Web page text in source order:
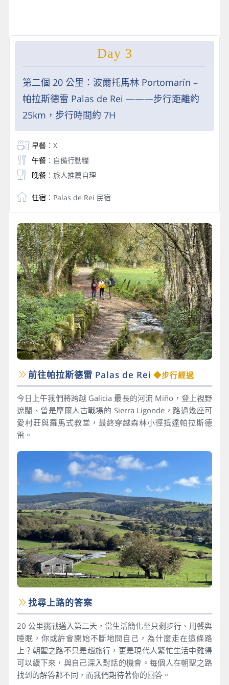
Day 3
第二個 20 公里：波爾托馬林 Portomarín –
帕拉斯德雷 Palas de Rei ———步行距離約
25km，步行時間約 7H
早餐：X
午餐：自備行動糧
晚餐：旅人推薦自理
住宿 ：Palas de Rei 民宿
前往帕拉斯德雷 Palas de Rei ◆步行經過
今日上午我們將跨越 Galicia 最長的河流 Miño，登上視野
遼闊、曾是摩爾人古戰場的 Sierra Ligonde，路過幾座可
愛村莊與羅馬式教堂，最終穿越森林小徑抵達帕拉斯德
雷。
找尋上路的答案
20 公里挑戰邁入第二天，當生活簡化至只剩步行、用餐與
睡眠，你或許會開始不斷地問自己，為什麼走在這條路
上？朝聖之路不只是趟旅行，更是現代人繁忙生活中難得
可以緩下來，與自己深入對話的機會。每個人在朝聖之路
找到的解答都不同，而我們期待著你的回答。